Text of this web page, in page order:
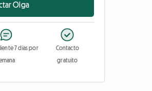
Olga
7 dias por
Contacto
gratuito